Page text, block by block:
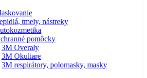
tmely, nástreky
pomôcky
3M Overaly
3M Okuliare
3M respirátory, polomasky, masky